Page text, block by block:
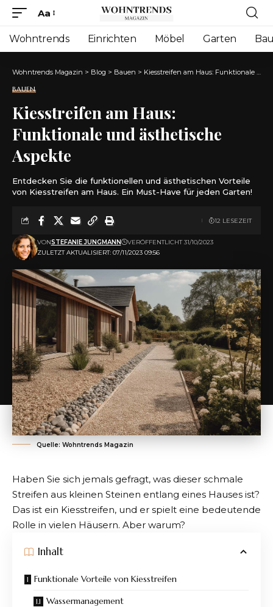
Font
Resizer
Aa
Wohntrends Einrichten Möbel Garten
Wohntrends Magazin > Blog > Bauen > Kiesstreifen am Haus: Funktionale und ästhetische Aspekte
BAUEN
Kiesstreifen am Haus:
Funktionale und ästhetische
Aspekte
Entdecken Sie die funktionellen und ästhetischen Vorteile
von Kiesstreifen am Haus. Ein Must-Have für jeden Garten!
ZULETZT AKTUALISIERT: 07/11/2023 09:56
VONSTEFANIE JUNGMANN VERÖFFENTLICHT 31/10/2023
12 LESEZEIT
Quelle: Wohntrends Magazin
Haben Sie sich jemals gefragt, was dieser schmale
Streifen aus kleinen Steinen entlang eines Hauses ist?
Das ist ein Kiesstreifen, und er spielt eine bedeutende
Rolle in vielen Häusern. Aber warum?
Inhalt
Funktionale Vorteile von Kiesstreifen
Wassermanagement